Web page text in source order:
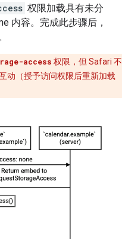
权限加载具有未分
内容。完成此步骤后，
access 权限，但 Safari 不
动（授予访问权限后重新加载